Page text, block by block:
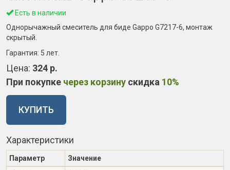
Есть в наличии
Однорычажный смеситель для биде Gappo G7217-6, монтаж
скрытый.
Гарантия: 5 лет
Цена: 324 р.
При покупке через корзину скидка 10%
КУПИТЬ
Характеристики
Параметр
Значение